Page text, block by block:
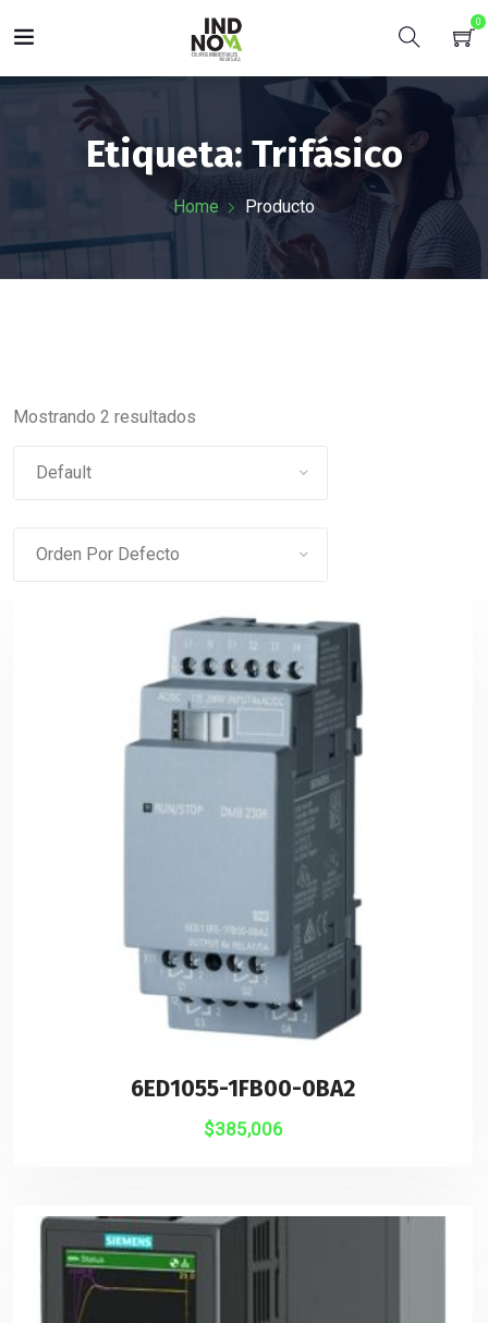
0
Etiqueta: Trifásico
Home Producto
Mostrando 2 resultados
6ED1055-1FB00-0BA2
$385,006